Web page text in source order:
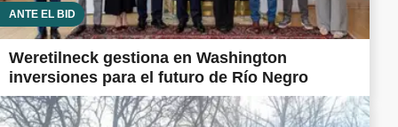
ANTE EL BID
Weretilneck gestiona en Washington
inversiones para el futuro de Río Negro